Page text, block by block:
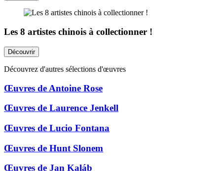
Les 8 artistes chinois à collectionner !
Découvrir
Découvrez d'autres sélections d'œuvres
Œuvres de Antoine Rose
Œuvres de Laurence Jenkell
Œuvres de Lucio Fontana
Œuvres de Hunt Slonem
Œuvres de Jan Kaláb